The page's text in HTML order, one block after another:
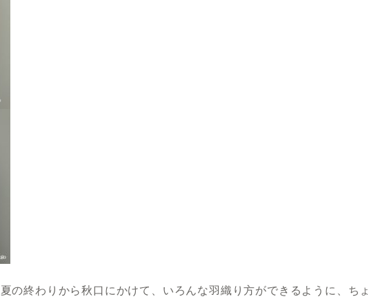
の終わりから秋口にかけて、いろんな羽織り方ができるように、ちょ